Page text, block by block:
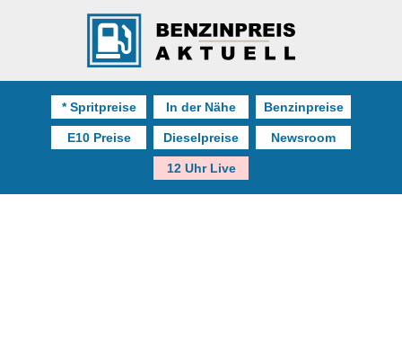
* Spritpreise In der Nähe Benzinpreise
E10 Preise Dieselpreise Newsroom
12 Uhr Live